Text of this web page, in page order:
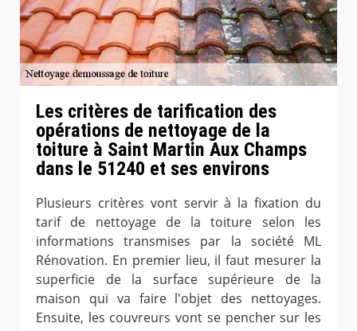
Les critères de tarification des
opérations de nettoyage de la
toiture à Saint Martin Aux Champs
dans le 51240 et ses environs
Plusieurs critères vont servir à la fixation du
tarif de nettoyage de la toiture selon les
informations transmises par la société ML
Rénovation. En premier lieu, il faut mesurer la
superficie de la surface supérieure de la
maison qui va faire l'objet des nettoyages.
Ensuite, les couvreurs vont se pencher sur les